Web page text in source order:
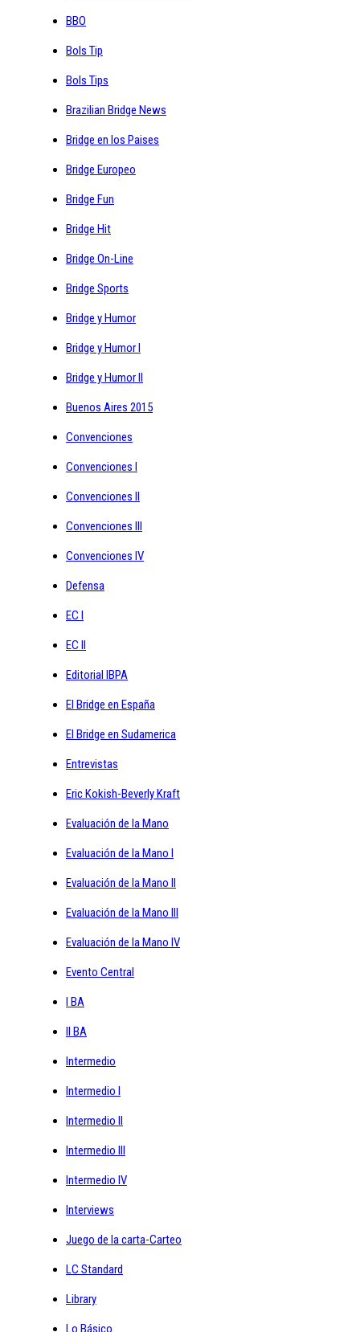
BBO
Bols Tip
Bols Tips
Brazilian Bridge News
Bridge en los Paises
Bridge Europeo
Bridge Fun
Bridge Hit
Bridge On-Line
Bridge Sports
Bridge y Humor
Bridge y Humor I
Bridge y Humor II
Buenos Aires 2015
Convenciones
Convenciones I
Convenciones II
Convenciones III
Convenciones IV
Defensa
EC I
EC II
Editorial IBPA
El Bridge en España
El Bridge en Sudamerica
Entrevistas
Eric Kokish-Beverly Kraft
Evaluación de la Mano
Evaluación de la Mano I
Evaluación de la Mano II
Evaluación de la Mano III
Evaluación de la Mano IV
Evento Central
I BA
II BA
Intermedio
Intermedio I
Intermedio II
Intermedio III
Intermedio IV
Interviews
Juego de la carta-Carteo
LC Standard
Library
Lo Básico